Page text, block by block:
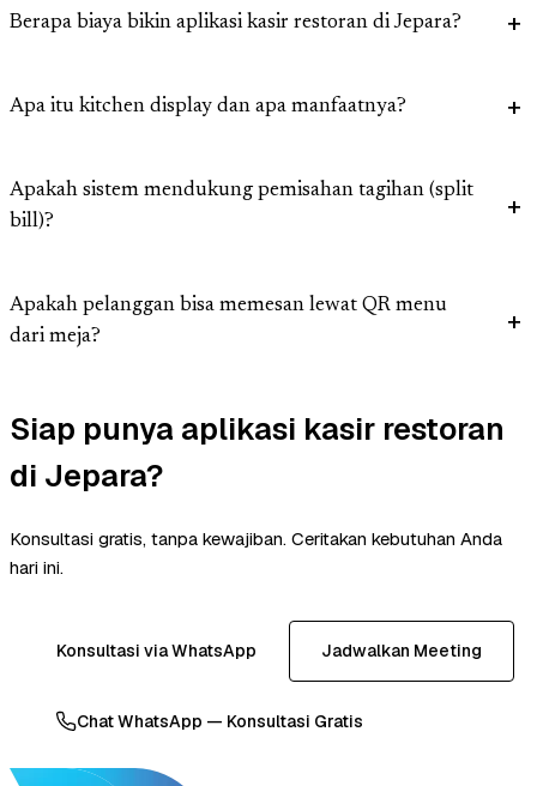
Berapa biaya bikin aplikasi kasir restoran di Jepara?
Apa itu kitchen display dan apa manfaatnya?
Apakah sistem mendukung pemisahan tagihan (split
bill)?
Apakah pelanggan bisa memesan lewat QR menu
dari meja?
Siap punya aplikasi kasir restoran
di Jepara?
Konsultasi gratis, tanpa kewajiban. Ceritakan kebutuhan Anda
hari ini.
Konsultasi via WhatsApp Jadwalkan Meeting
Chat WhatsApp — Konsultasi Gratis